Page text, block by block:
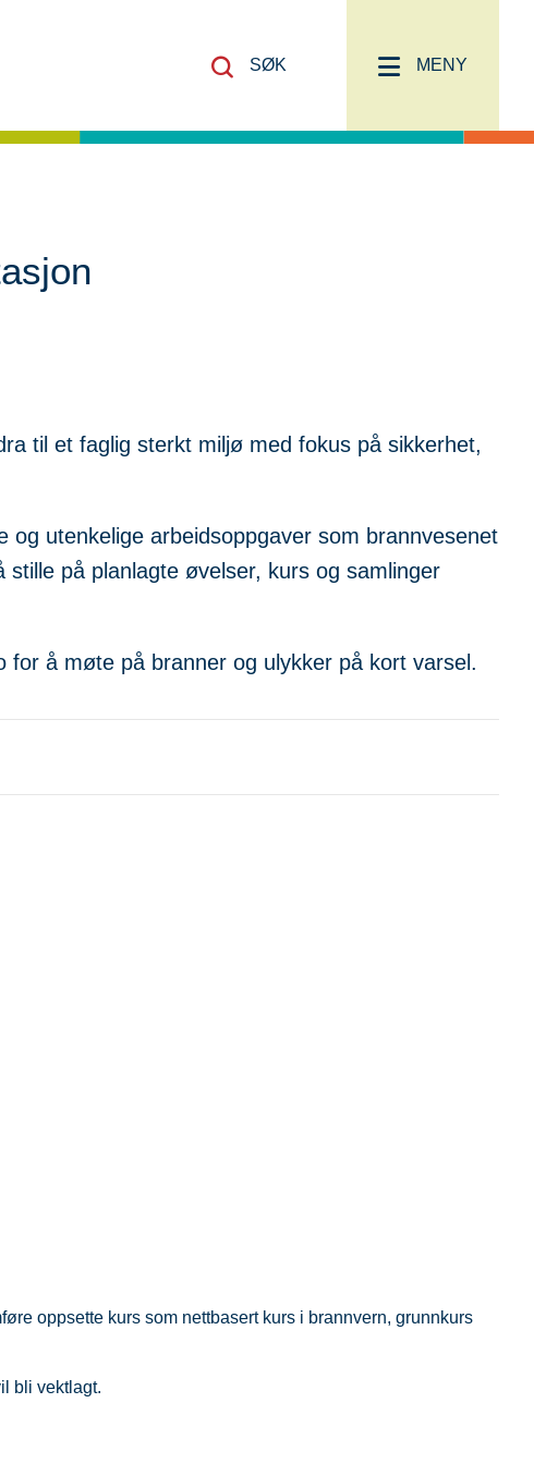
SØK MENY
til et faglig sterkt miljø med fokus på sikkerhet,
utenkelige arbeidsoppgaver som brannvesenet
på planlagte øvelser, kurs og samlinger
å møte på branner og ulykker på kort varsel.
oppsette kurs som nettbasert kurs i brannvern, grunnkurs
bli vektlagt.